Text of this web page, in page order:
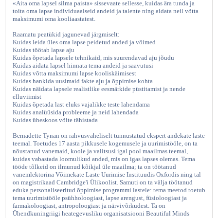
Aita oma lapsel silma
«Aita oma lapsel silma paista» sissevaate sellesse, kuidas ära tunda ja
toita oma lapse individuaalseid andeid ja talente ning aidata neil võtta
maksimumi oma kooliaastatest.
Raamatu peatükid jagunevad järgmiselt:
Kuidas leida üles oma lapse peidetud anded ja võimed
Kuidas töötab lapse aju
Kuidas õpetada lapsele tehnikaid, mis suurendavad aju jõudu
Kuidas aidata lapsel hinnata tema andeid ja saavutusi
Kuidas võtta maksimumi lapse kooliskäimisest
Kuidas hankida uusimaid fakte aju ja õppimise kohta
Kuidas näidata lapsele realistlike eesmärkide püstitamist ja nende
elluviimist
Kuidas õpetada last eluks vajalikke teste lahendama
Kuidas analüüsida probleeme ja neid lahendada
Kuidas üheskoos võite tähistada
Bernadette Tynan on rahvusvaheliselt tunnustatud ekspert andekate laste
teemal. Toetudes 17 aasta pikkusele kogemusele ja uurimistööle, on ta
nõustanud vanemaid, koole ja valitsusi igal pool maailmas teemal,
kuidas vabastada loomulikud anded, mis on igas lapses olemas. Tema
tööde tõlkeid on ilmunud kõikjal üle maailma; ta on töötanud
vanemlektorina Võimekate Laste Uurimise Instituudis Oxfordis ning tal
on magistrikaad Cambridge'i Ülikoolist. Samuti on ta välja töötanud
eduka personaliseeritud õppimise programmi lastele: tema meetod toetub
tema uurimistööle psühholoogiast, lapse arengust, füsioloogiast ja
farmakoloogiast, antropoloogiast ja närvivõrkudest. Ta on
Ühendkuningriigi heategevusliku organisatsiooni Beautiful Minds